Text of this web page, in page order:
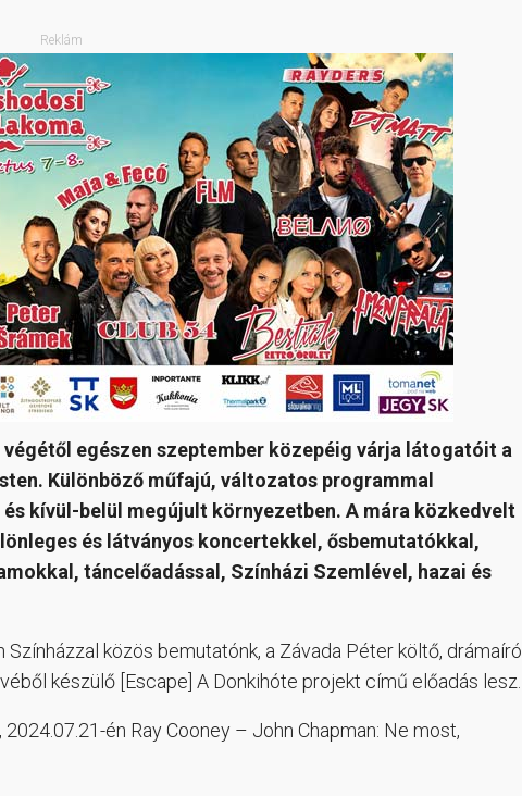
Reklám
egészen szeptember közepéig várja látogatóit a
Különböző műfajú, változatos programmal
kívül-belül megújult környezetben. A mára közkedvelt
és látványos koncertekkel, ősbemutatókkal,
táncelőadással, Színházi Szemlével, hazai és
közös bemutatónk, a Závada Péter költő, drámaíró
készülő [Escape] A Donkihóte projekt című előadás lesz.
én Ray Cooney – John Chapman: Ne most,